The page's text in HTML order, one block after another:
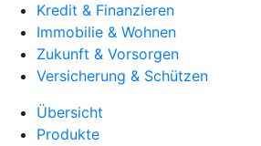
Kredit & Finanzieren
Immobilie & Wohnen
Zukunft & Vorsorgen
Versicherung & Schützen
Übersicht
Produkte